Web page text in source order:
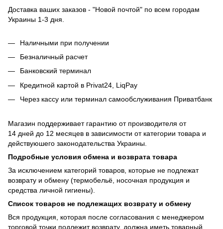
Доставка ваших заказов - "Новой почтой" по всем городам
Украины 1-3 дня.
Наличными при получении
Безналичный расчет
Банковский терминал
Кредитной картой в Privat24, LiqPay
Через кассу или терминал самообслуживания Приватбанк
Магазин поддерживает гарантию от производителя от
14 дней до 12 месяцев в зависимости от категории товара и
действуюшего законодательства Украины.
Подробные условия обмена и возврата товара
За исключением категорий товаров, которые не подлежат
возврату и обмену (термобельё, носочная продукция и
средства личной гигиены).
Список товаров не подлежащих возврату и обмену
Вся продукция, которая после согласования с менеджером
торговой точки подлежит возврату, должна иметь товарный